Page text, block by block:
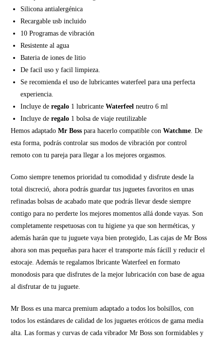
Silicona antialergénica
Recargable usb incluido
10 Programas de vibración
Resistente al agua
Bateria de iones de litio
De facil uso y facil limpieza.
Se recomienda el uso de lubricantes waterfeel para una perfecta
experiencia.
Incluye deregalo 1 lubricanteWaterfeel neutro 6 ml
Incluye deregalo 1 bolsa de viaje reutilizable
Hemos adaptadoMr Boss para hacerlo compatible conWatchme . De
esta forma, podrás controlar sus modos de vibración por control
remoto con tu pareja para llegar a los mejores orgasmos.
Como siempre tenemos prioridad tu comodidad y disfrute desde la
total discreció, ahora podrás guardar tus juguetes favoritos en unas
refinadas bolsas de acabado mate que podrás llevar desde siempre
contigo para no perderte los mejores momentos allá donde vayas. Son
completamente respetuosas con tu higiene ya que son herméticas, y
además harán que tu juguete vaya bien protegido, Las cajas de Mr Boss
ahora son mas pequeñas para hacer el transporte más fácill y reducir el
estocaje. Además te regalamos lbricante Waterfeel en formato
monodosis para que disfrutes de la mejor lubricación con base de agua
al disfrutar de tu juguete.
Mr Boss es una marca premium adaptado a todos los bolsillos, con
todos los estándares de calidad de los juguetes eróticos de gama media
alta. Las formas y curvas de cada vibrador Mr Boss son formidables y